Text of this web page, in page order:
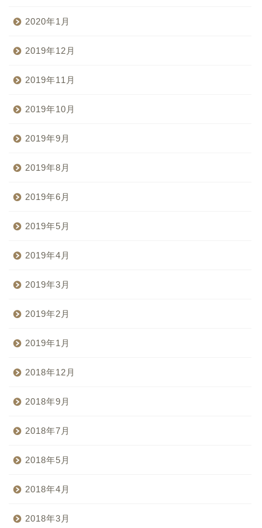
2020年1月
2019年12月
2019年11月
2019年10月
2019年9月
2019年8月
2019年6月
2019年5月
2019年4月
2019年3月
2019年2月
2019年1月
2018年12月
2018年9月
2018年7月
2018年5月
2018年4月
2018年3月